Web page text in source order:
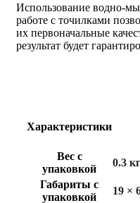
Использование водно-
работе с точилками
их первоначальные
результат будет
Характеристики
Вес с
упаковкой
0.3 кг
Габариты с
упаковкой
19 ×